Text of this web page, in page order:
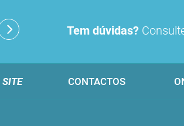
Tem dúvidas?
SITE CONTACTOS